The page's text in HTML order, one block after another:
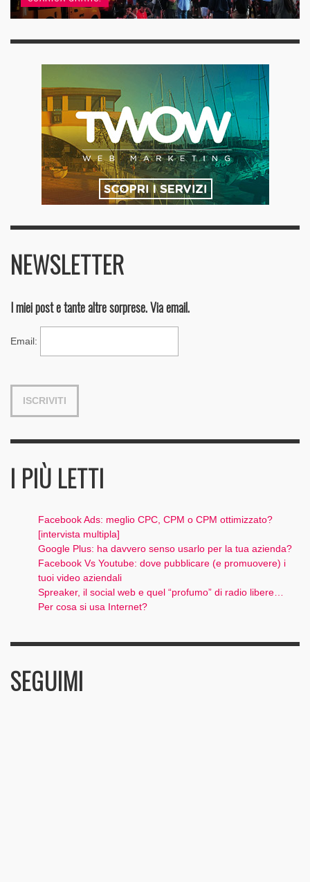
NEWSLETTER
I miei post e tante altre sorprese. Via email.
Email:
I PIÙ LETTI
Facebook Ads: meglio CPC, CPM o CPM ottimizzato?
[intervista multipla]
Google Plus: ha davvero senso usarlo per la tua azienda?
Facebook Vs Youtube: dove pubblicare (e promuovere) i
tuoi video aziendali
Spreaker, il social web e quel “profumo” di radio libere…
Per cosa si usa Internet?
SEGUIMI